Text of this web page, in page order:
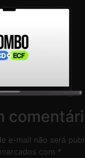
e-mail não será
com *